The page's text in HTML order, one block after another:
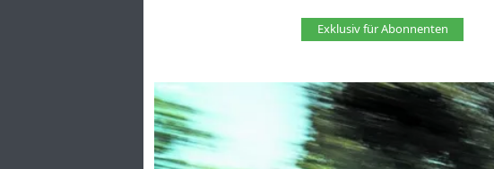
Artikel vorlesen
Exklusiv für Abonnenten